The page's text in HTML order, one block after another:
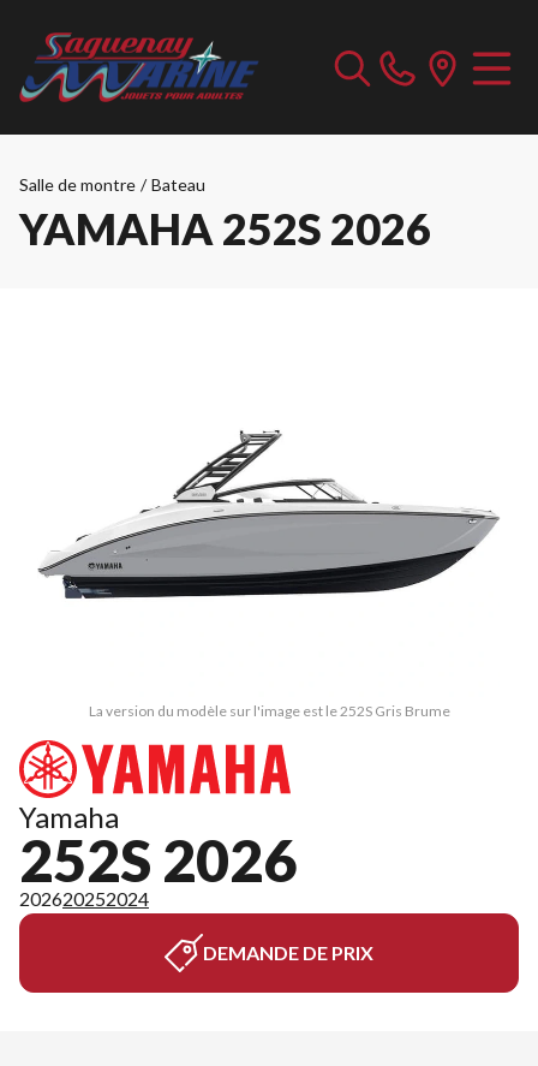
Salle de montre / Bateau
YAMAHA 252S 2026
La version du modèle sur l'image est le 252S Gris Brume
Yamaha
252S 2026
202620252024
DEMANDE DE PRIX